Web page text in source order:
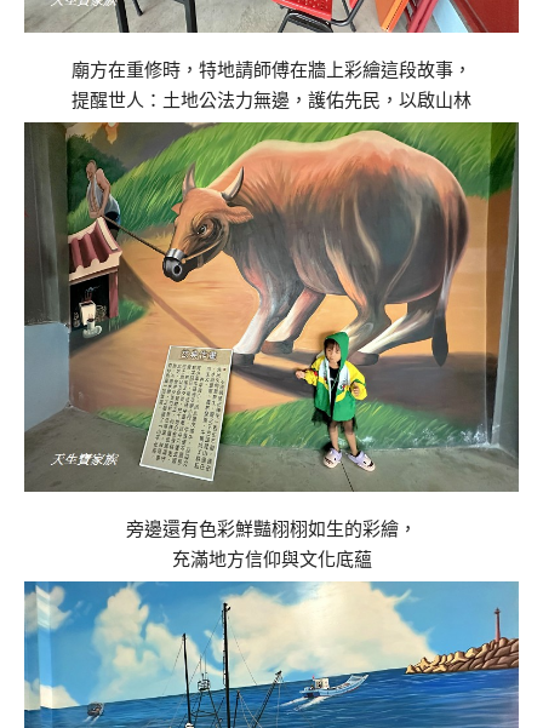
廟方在重修時，特地請師傅在牆上彩繪這段故事，
提醒世人：土地公法力無邊，護佑先民，以啟山林
旁邊還有色彩鮮豔栩栩如生的彩繪，
充滿地方信仰與文化底蘊